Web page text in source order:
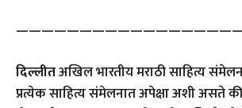
दिल्लीतअखिल भारतीय मराठी साहित्य
प्रत्येक साहित्य संमेलनात अपेक्षा अशी असते